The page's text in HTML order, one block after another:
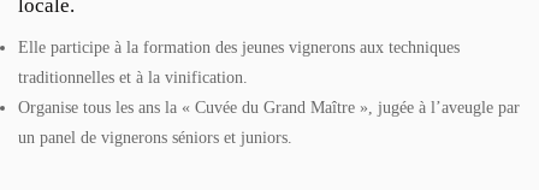
locale.
Elle participe à la formation des jeunes vignerons aux techniques
traditionnelles et à la vinification.
Organise tous les ans la « Cuvée du Grand Maître », jugée à l’aveugle par
un panel de vignerons séniors et juniors.